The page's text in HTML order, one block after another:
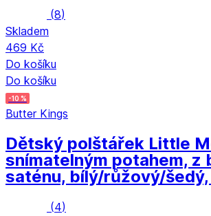
(8)
Skladem
469 Kč
Do košíku
Do košíku
-10 %
Butter Kings
Dětský polštářek Little
snímatelným potahem, z
saténu, bílý/růžový/
(4)